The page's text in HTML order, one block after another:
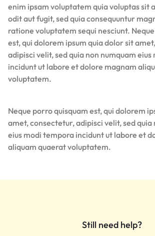
enim ipsam voluptatem quia voluptas sit
odit aut fugit, sed quia consequuntur
ratione voluptatem sequi nesciunt.
est, qui dolorem ipsum quia dolor sit
adipisci velit, sed quia non numquam
incidunt ut labore et dolore magnam
voluptatem.
Neque porro quisquam est, qui dolorem
amet, consectetur, adipisci velit, sed quia
eius modi tempora incidunt ut labore et
aliquam quaerat voluptatem.
Still need help?